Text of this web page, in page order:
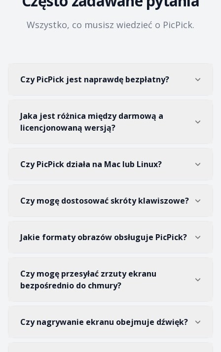
Wszystko, co musisz wiedzieć o PicPick.
Czy PicPick jest naprawdę bezpłatny?
Jaka jest różnica między darmową a
licencjonowaną wersją?
Czy PicPick działa na Mac lub Linux?
Czy mogę dostosować skróty klawiszowe?
Jakie formaty obrazów obsługuje PicPick?
Czy mogę przesyłać zrzuty ekranu
bezpośrednio do chmury?
Czy nagrywanie ekranu obejmuje dźwięk?